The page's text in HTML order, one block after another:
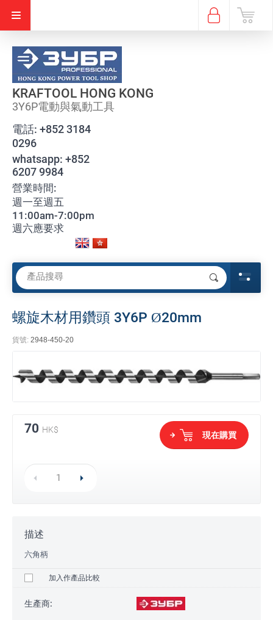
KRAFTOOL HONG KONG
3Y6P電動與氣動工具
電話: +852 3184
0296
whatsapp: +852
6207 9984
營業時間:
週一至週五
11:00am-7:00pm
週六應要求
螺旋木材用鑽頭 3Y6P Ø20mm
貨號: 2948-450-20
70 HK$
現在購買
描述
六角柄
加入作產品比較
生產商: